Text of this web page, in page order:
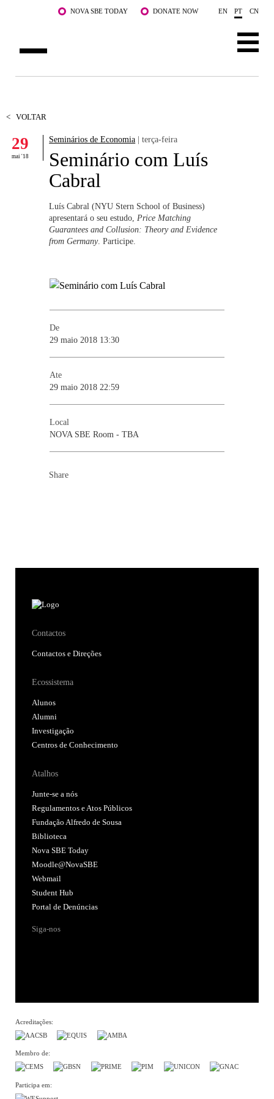
Saltar para o conteúdo principalNOVA SBE TODAY DONATE NOW EN PT CN
DOCENTES E INVESTIGAÇÃO
COMUNIDADE
WHAT'S HAPPENING
< VOLTAR
29
mai '18
Seminários de Economia | terça-feira
Seminário com Luís
Cabral
Luís Cabral (NYU Stern School of Business)
apresentará o seu estudo, Price Matching
Guarantees and Collusion: Theory and Evidence
from Germany. Participe.
De
29 maio 2018 13:30
Ate
29 maio 2018 22:59
Local
NOVA SBE Room - TBA
Share
Contactos
Contactos e Direções
Ecossistema
Alunos
Alumni
Investigação
Centros de Conhecimento
Atalhos
Junte-se a nós
Regulamentos e Atos Públicos
Fundação Alfredo de Sousa
Biblioteca
Nova SBE Today
Moodle@NovaSBE
Webmail
Student Hub
Portal de Denúncias
Siga-nos
Acreditações:
Membro de:
Participa em: